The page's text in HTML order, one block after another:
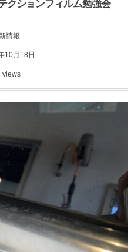
クションフィルム勉強会
情報
10月18日
views